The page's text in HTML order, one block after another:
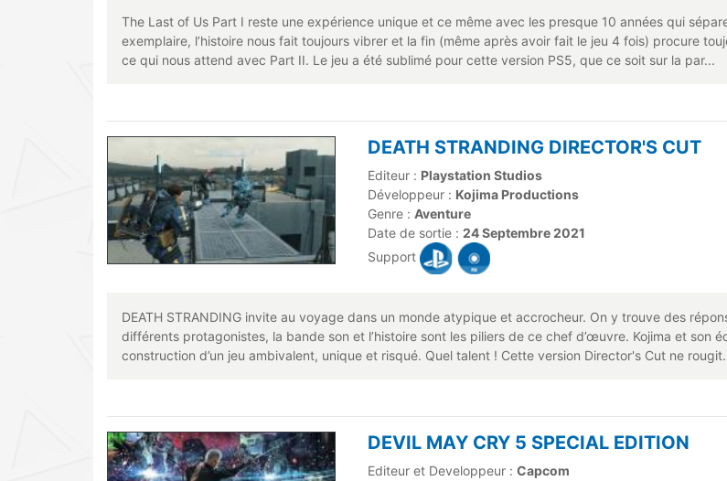
The Last of Us Part I reste une expérience unique et ce même avec les presque 10 années qui
exemplaire, l’histoire nous fait toujours vibrer et la fin (même après avoir fait le jeu 4 fois) procure
ce qui nous attend avec Part II. Le jeu a été sublimé pour cette version PS5, que ce soit sur la par...
DEATH STRANDING DIRECTOR'S CUT
Editeur : Playstation Studios
Développeur : Kojima Productions
Genre : Aventure
Date de sortie : 24 Septembre 2021
Support
DEATH STRANDING invite au voyage dans un monde atypique et accrocheur. On y trouve des
différents protagonistes, la bande son et l’histoire sont les piliers de ce chef d’œuvre. Kojima et son
construction d’un jeu ambivalent, unique et risqué. Quel talent ! Cette version Director's Cut ne
DEVIL MAY CRY 5 SPECIAL EDITION
Editeur et Developpeur : Capcom